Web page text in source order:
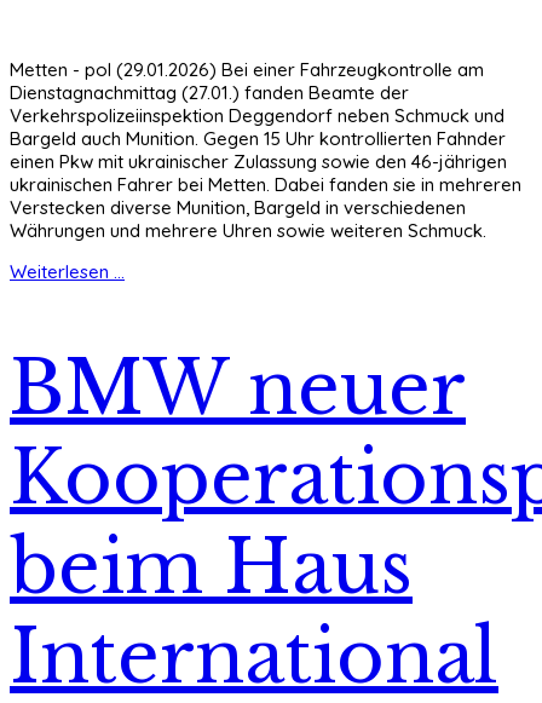
Metten - pol (29.01.2026) Bei einer Fahrzeugkontrolle am
Dienstagnachmittag (27.01.) fanden Beamte der
Verkehrspolizeiinspektion Deggendorf neben Schmuck und
Bargeld auch Munition. Gegen 15 Uhr kontrollierten Fahnder
einen Pkw mit ukrainischer Zulassung sowie den 46-jährigen
ukrainischen Fahrer bei Metten. Dabei fanden sie in mehreren
Verstecken diverse Munition, Bargeld in verschiedenen
Währungen und mehrere Uhren sowie weiteren Schmuck.
Weiterlesen ...
BMW neuer
beim Haus
International